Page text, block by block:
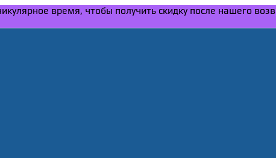
время, чтобы получить скидку после нашего